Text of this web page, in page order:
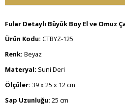
Fular Detaylı Büyük Boy El ve Omuz
Ürün Kodu: CTBYZ-125
Renk: Beyaz
Materyal: Suni Deri
Ölçüler: 39 x 25 x 12 cm
Sap Uzunluğu: 25 cm